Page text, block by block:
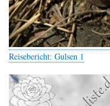
Reisebericht: Gulsen 1